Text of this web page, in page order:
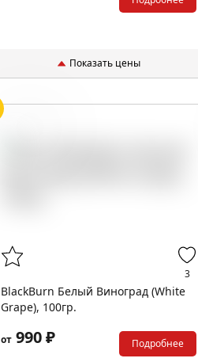
Показать цены
3
BlackBurn Белый Виноград (White
Grape), 100гр.
от 990 ₽ Подробнее